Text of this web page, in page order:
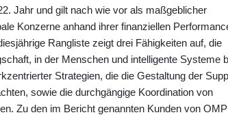
Jahr und gilt nach wie vor als maßgeblicher
Konzerne anhand ihrer finanziellen
Rangliste zeigt drei Fähigkeiten auf, die
in der Menschen und intelligente Systeme
Strategien, die die Gestaltung der
sowie die durchgängige Koordination von
Zu den im Bericht genannten Kunden von OMP